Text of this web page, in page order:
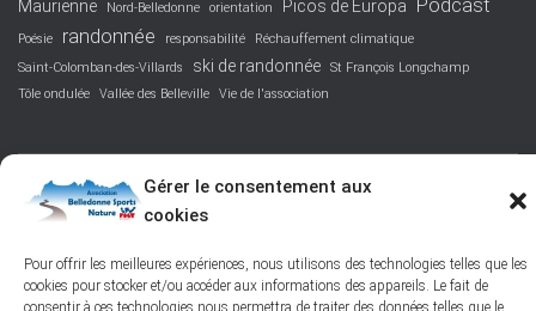
Gérer le consentement aux
cookies
Pour offrir les meilleures expériences, nous utilisons des technologies telles que les
cookies pour stocker et/ou accéder aux informations des appareils. Le fait de
consentir à ces technologies nous permettra de traiter des données telles que le
Maurienne Nord-Belledonne orientation Picos de Europa Podcast
Poésie randonnée responsabilité
Réchauffement climatique
Saint-Colomban-des-Villards
ski de randonnée
St François Longchamp
Tôle ondulée
Vallée des Belleville Vie de l'association
FACEBOOK PROTECTION DES DONNÉES PERSONNELLES
POLITIQUE DES COOKIES – © 2026